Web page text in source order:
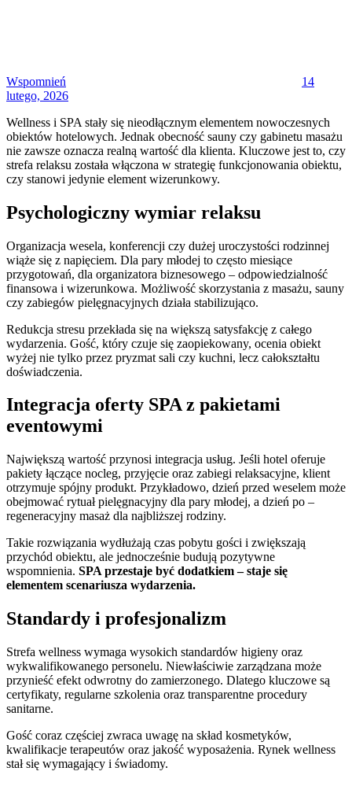
Wspomnień
14
lutego, 2026
Wellness i SPA stały się nieodłącznym elementem nowoczesnych
obiektów hotelowych. Jednak obecność sauny czy gabinetu masażu
nie zawsze oznacza realną wartość dla klienta. Kluczowe jest to, czy
strefa relaksu została włączona w strategię funkcjonowania obiektu,
czy stanowi jedynie element wizerunkowy.
Psychologiczny wymiar relaksu
Organizacja wesela, konferencji czy dużej uroczystości rodzinnej
wiąże się z napięciem. Dla pary młodej to często miesiące
przygotowań, dla organizatora biznesowego – odpowiedzialność
finansowa i wizerunkowa. Możliwość skorzystania z masażu, sauny
czy zabiegów pielęgnacyjnych działa stabilizująco.
Redukcja stresu przekłada się na większą satysfakcję z całego
wydarzenia. Gość, który czuje się zaopiekowany, ocenia obiekt
wyżej nie tylko przez pryzmat sali czy kuchni, lecz całokształtu
doświadczenia.
Integracja oferty SPA z pakietami
eventowymi
Największą wartość przynosi integracja usług. Jeśli hotel oferuje
pakiety łączące nocleg, przyjęcie oraz zabiegi relaksacyjne, klient
otrzymuje spójny produkt. Przykładowo, dzień przed weselem może
obejmować rytuał pielęgnacyjny dla pary młodej, a dzień po –
regeneracyjny masaż dla najbliższej rodziny.
Takie rozwiązania wydłużają czas pobytu gości i zwiększają
przychód obiektu, ale jednocześnie budują pozytywne
wspomnienia. SPA przestaje być dodatkiem – staje się
elementem scenariusza wydarzenia.
Standardy i profesjonalizm
Strefa wellness wymaga wysokich standardów higieny oraz
wykwalifikowanego personelu. Niewłaściwie zarządzana może
przynieść efekt odwrotny do zamierzonego. Dlatego kluczowe są
certyfikaty, regularne szkolenia oraz transparentne procedury
sanitarne.
Gość coraz częściej zwraca uwagę na skład kosmetyków,
kwalifikacje terapeutów oraz jakość wyposażenia. Rynek wellness
stał się wymagający i świadomy.